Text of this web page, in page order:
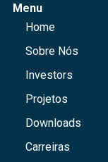
Menu
Home
Sobre Nós
Investors
Projetos
Downloads
Carreiras